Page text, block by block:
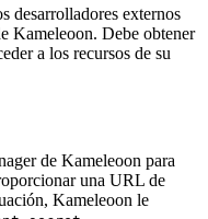
desarrolladores externos
Kameleoon. Debe obtener
a los recursos de su
de Kameleoon para
una URL de
Kameleoon le